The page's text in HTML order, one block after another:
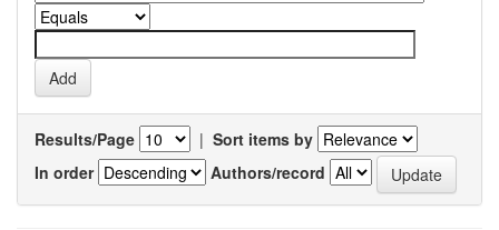
Results/Page | Sort items by
In order
Authors/record